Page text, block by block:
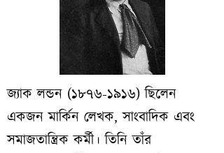
জ্যাক লন্ডন (১৮৭৬-১৯১৬) ছিলেন
একজন মার্কিন লেখক, সাংবাদিক এবং
সমাজতান্ত্রিক কর্মী। তিনি তাঁর